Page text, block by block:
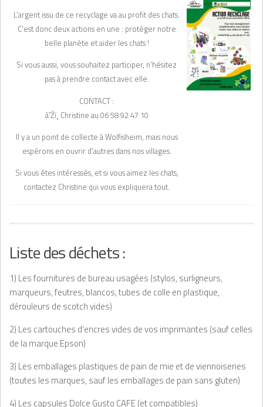
L’argent issu de ce recyclage va au profit des chats.
C’est donc deux actions en une : protéger notre
belle planète et aider les chats !
Si vous aussi, vous souhaitez participer, n’hésitez
pas à prendre contact avec elle.
CONTACT :
â˜Žï¸ Christine au 06 58 92 47 10
Il y a un point de collecte à Wolfisheim, mais nous
espérons en ouvrir d’autres dans nos villages.
Si vous êtes intéressés, et si vous aimez les chats,
contactez Christine qui vous expliquera tout.
Liste des déchets :
1) Les fournitures de bureau usagées (stylos, surligneurs,
marqueurs, feutres, blancos, tubes de colle en plastique,
dérouleurs de scotch vides)
2) Les cartouches d’encres vides de vos imprimantes (sauf celles
de la marque Epson)
3) Les emballages plastiques de pain de mie et de viennoiseries
(toutes les marques, sauf les emballages de pain sans gluten)
4) Les capsules Dolce Gusto CAFE (et compatibles)